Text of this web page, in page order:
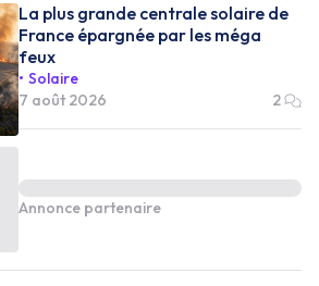
La plus grande centrale solaire de
France épargnée par les méga
feux
Solaire
7 août 2026
2
Annonce partenaire